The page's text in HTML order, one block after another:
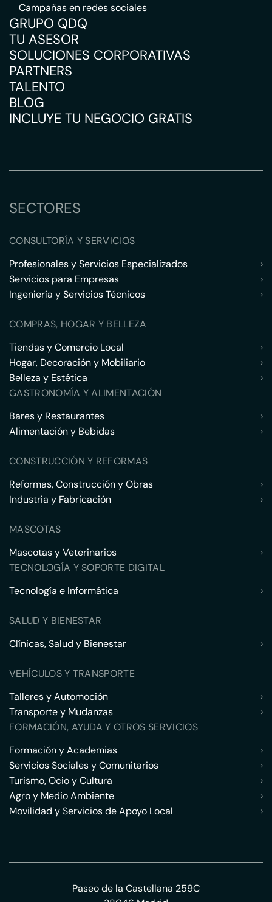
Campañas en redes sociales
GRUPO QDQ
TU ASESOR
SOLUCIONES CORPORATIVAS
PARTNERS
TALENTO
BLOG
INCLUYE TU NEGOCIO GRATIS
SECTORES
CONSULTORÍA Y SERVICIOS
Profesionales y Servicios Especializados
›
Servicios para Empresas
›
Ingeniería y Servicios Técnicos
›
COMPRAS, HOGAR Y BELLEZA
Tiendas y Comercio Local
›
Hogar, Decoración y Mobiliario
›
Belleza y Estética
›
GASTRONOMÍA Y ALIMENTACIÓN
Bares y Restaurantes
›
Alimentación y Bebidas
›
CONSTRUCCIÓN Y REFORMAS
Reformas, Construcción y Obras
›
Industria y Fabricación
›
MASCOTAS
Mascotas y Veterinarios
›
TECNOLOGÍA Y SOPORTE DIGITAL
Tecnología e Informática
›
SALUD Y BIENESTAR
Clínicas, Salud y Bienestar
›
VEHÍCULOS Y TRANSPORTE
Talleres y Automoción
›
Transporte y Mudanzas
›
FORMACIÓN, AYUDA Y OTROS SERVICIOS
Formación y Academias
›
Servicios Sociales y Comunitarios
›
Turismo, Ocio y Cultura
›
Agro y Medio Ambiente
›
Movilidad y Servicios de Apoyo Local
›
Paseo de la Castellana 259C